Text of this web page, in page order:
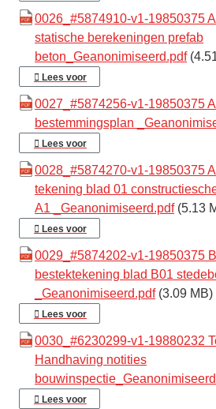
0026_#5874910-v1-19850375
statische berekeningen prefab
beton_Geanonimiseerd.pdf
Lees voor
0027_#5874256-v1-19850375
bestemmingsplan
Lees voor
0028_#5874270-v1-19850375
tekening blad 01
A1 _Geanonimiseerd.pdf (5.13
Lees voor
0029_#5874202-v1-19850375
bestektekening blad B01
_Geanonimiseerd.pdf (3.09 MB)
Lees voor
0030_#6230299-v1-19880232
Handhaving notities
Lees voor